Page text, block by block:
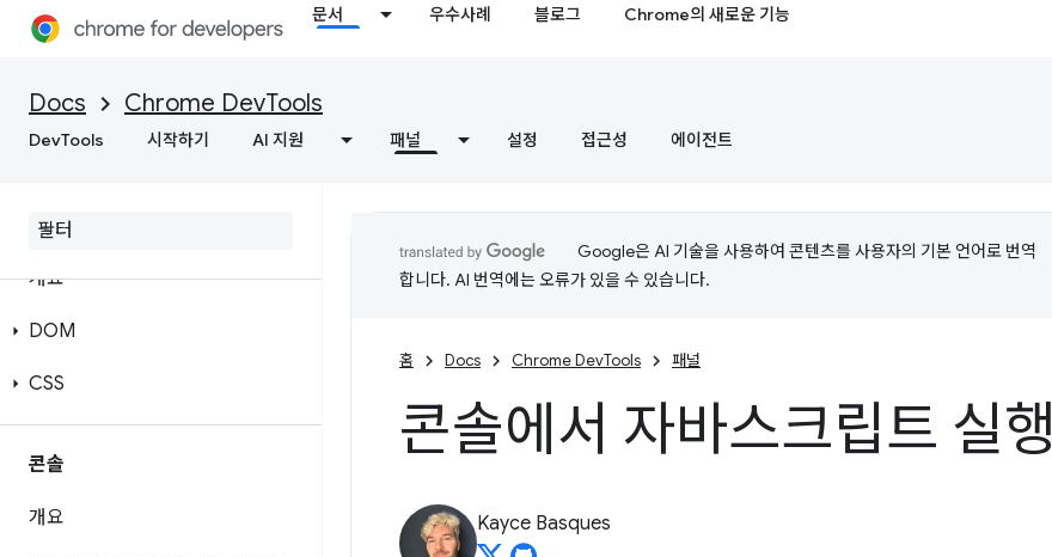
문서 우수사례 블로그 Chrome의 새로운 기능
Docs Chrome DevTools
DevTools 시작하기 AI 지원 패널 설정 접근성 에이전트
요소
개요
DOM
CSS
콘솔
개요
Google은 AI 기술을 사용하여 콘텐츠를 사용자의 기본 언어로 번역
합니다. AI 번역에는 오류가 있을 수 있습니다.
홈 Docs Chrome DevTools 패널
콘솔에서 자바스크립트 실행
Kayce Basques